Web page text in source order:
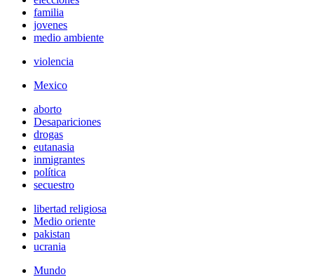
familia
jovenes
medio ambiente
violencia
Mexico
aborto
Desapariciones
drogas
eutanasia
inmigrantes
política
secuestro
libertad religiosa
Medio oriente
pakistan
ucrania
Mundo